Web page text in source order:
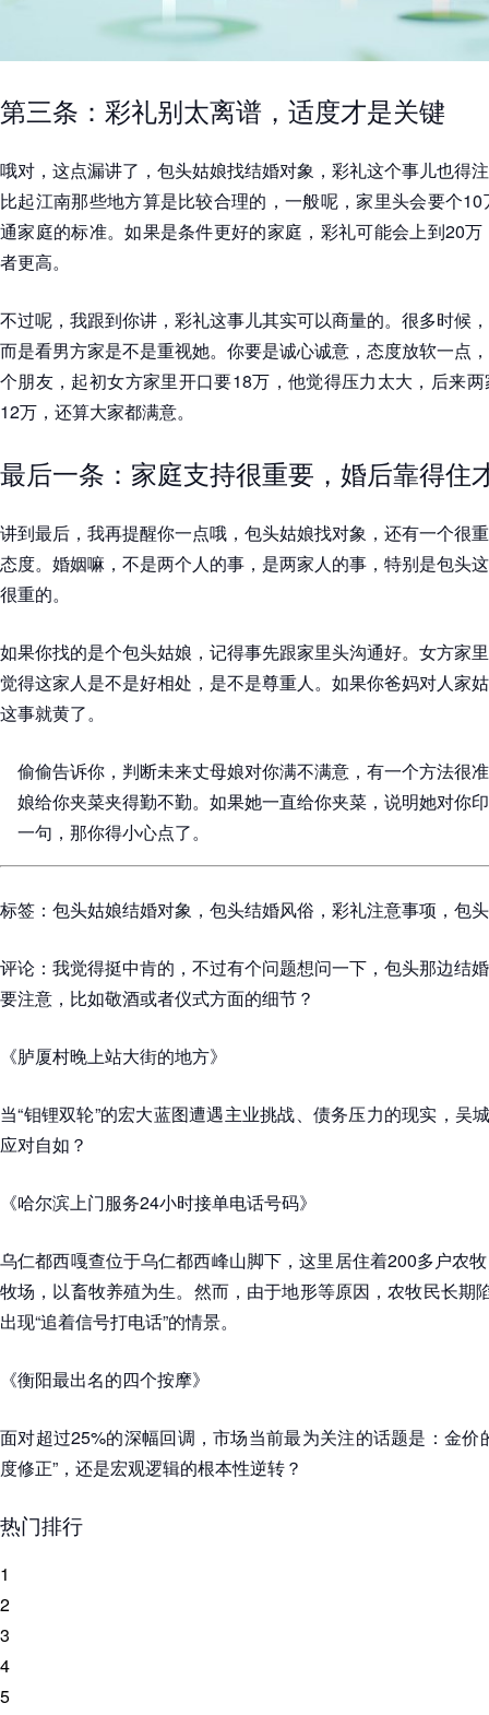
第三条：彩礼别太离谱，适度才是关键
哦对，这点漏讲了，包头姑娘找结婚对象，彩礼这个事儿也得
比起江南那些地方算是比较合理的，一般呢，家里头会要个
通家庭的标准。如果是条件更好的家庭，彩礼可能会上到20
者更高。
不过呢，我跟到你讲，彩礼这事儿其实可以商量的。很多时候
而是看男方家是不是重视她。你要是诚心诚意，态度放软一点
个朋友，起初女方家里开口要18万，他觉得压力太大，后来
12万，还算大家都满意。
最后一条：家庭支持很重要，婚后靠得住
讲到最后，我再提醒你一点哦，包头姑娘找对象，还有一个很
态度。婚姻嘛，不是两个人的事，是两家人的事，特别是包头
很重的。
如果你找的是个包头姑娘，记得事先跟家里头沟通好。女方家
觉得这家人是不是好相处，是不是尊重人。如果你爸妈对人家
这事就黄了。
偷偷告诉你，判断未来丈母娘对你满不满意，有一个方法很
娘给你夹菜夹得勤不勤。如果她一直给你夹菜，说明她对你
一句，那你得小心点了。
标签：包头姑娘结婚对象，包头结婚风俗，彩礼注意事项，包
评论：我觉得挺中肯的，不过有个问题想问一下，包头那边结
要注意，比如敬酒或者仪式方面的细节？
《胪厦村晚上站大街的地方》
当“钼锂双轮”的宏大蓝图遭遇主业挑战、债务压力的现实，吴
应对自如？
《哈尔滨上门服务24小时接单电话号码》
乌仁都西嘎查位于乌仁都西峰山脚下，这里居住着200多户农
牧场，以畜牧养殖为生。然而，由于地形等原因，农牧民长期
出现“追着信号打电话”的情景。
《衡阳最出名的四个按摩》
面对超过25%的深幅回调，市场当前最为关注的话题是：金价
度修正”，还是宏观逻辑的根本性逆转？
热门排行
1
2
3
4
5